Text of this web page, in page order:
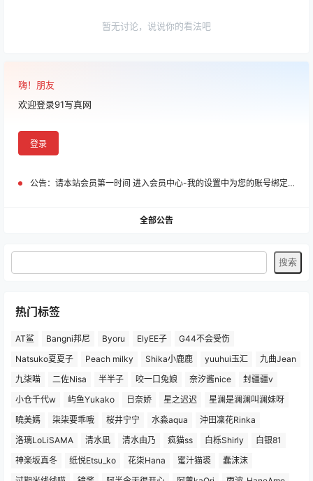
暂无讨论，说说你的看法吧
嗨！朋友
欢迎登录91写真网
登录
公告： 请本站会员第一时间 进入会员中心-我的设置中为您的账号绑定邮箱!
全部公告
热门标签
AT鲨 Bangni邦尼 Byoru ElyEE子
G44不会受伤
Natsuko夏夏子
Peach milky Shika小鹿鹿 yuuhui玉汇
九曲Jean
九柒喵
二佐Nisa 半半子 咬一口兔娘 奈汐酱nice
封疆疆v
小仓千代w
屿鱼Yukako 日奈娇 星之迟迟
星澜是澜澜叫澜妹呀
曉美媽
柒柒要乖哦 桜井宁宁 水淼aqua
沖田凜花Rinka
洛璃LoLiSAMA
清水凪 清水由乃 疯猫ss 白栎Shirly
白银81
神楽坂真冬
纸悦Etsu_ko 花柒Hana 蜜汁猫裘
蠢沫沫